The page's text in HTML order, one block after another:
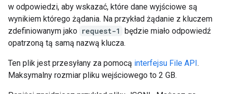
w odpowiedzi, aby wskazać, które dane wyjściowe są
wynikiem którego żądania. Na przykład żądanie z kluczem
zdefiniowanym jako request-1 będzie miało odpowiedź
opatrzoną tą samą nazwą klucza.
Ten plik jest przesyłany za pomocą interfejsu File API.
Maksymalny rozmiar pliku wejściowego to 2 GB.